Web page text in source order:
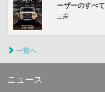
ーザーのすべて
三栄
一覧へ
ニュース